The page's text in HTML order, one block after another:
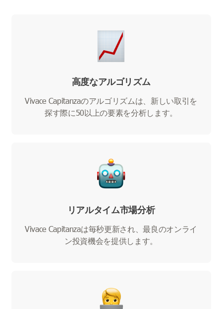
高度なアルゴリズム
Vivace Capitanzaのアルゴリズムは、新しい取引を
探す際に50以上の要素を分析します。
リアルタイム市場分析
Vivace Capitanzaは毎秒更新され、最良のオンライ
ン投資機会を提供します。